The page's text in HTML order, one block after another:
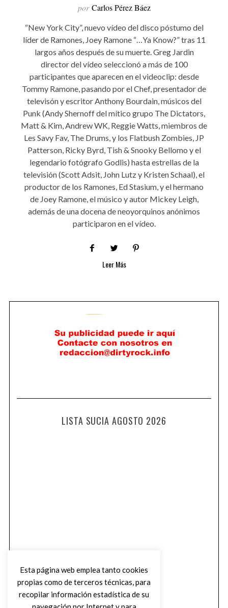
por Carlos Pérez Báez
“New York City”, nuevo vídeo del disco póstumo del
líder de Ramones, Joey Ramone “…Ya Know?” tras 11
largos años después de su muerte. Greg Jardin
director del vídeo seleccionó a más de 100
participantes que aparecen en el videoclip: desde
Tommy Ramone, pasando por el Chef, presentador de
televisón y escritor Anthony Bourdain, músicos del
Punk (Andy Shernoff del mítico grupo The Dictators,
Matt & Kim, Andrew WK, Reggie Watts, miembros de
Les Savy Fav, The Drums, y los Flatbush Zombies, JP
Patterson, Ricky Byrd, Tish & Snooky Bellomo y el
legendario fotógrafo Godlis) hasta estrellas de la
televisión (Scott Adsit, John Lutz y Kristen Schaal), el
productor de los Ramones, Ed Stasium, y el hermano
de Joey Ramone, el músico y autor Mickey Leigh,
además de una docena de neoyorquinos anónimos
participaron en el vídeo.
Leer Más
LISTA SUCIA AGOSTO 2026
Esta página web emplea tanto cookies
propias como de terceros técnicas, para
recopilar información estadística de su